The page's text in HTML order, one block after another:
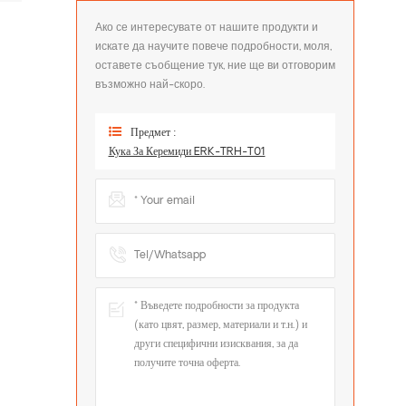
Ако се интересувате от нашите продукти и
искате да научите повече подробности, моля,
оставете съобщение тук, ние ще ви отговорим
възможно най-скоро.
Предмет :
Кука За Керемиди ERK-TRH-T01